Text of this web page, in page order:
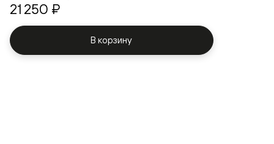
21 250 ₽
В корзину